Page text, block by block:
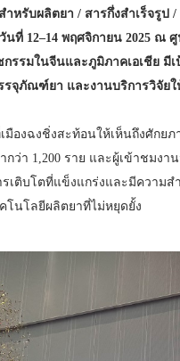
ำหรับผลิตยา / สารกึ่งสำเร็จรู
นที่ 12–14 พฤศจิกายน 2025
กรรมในจีนและภูมิภาคเอเชีย มี
จุภัณฑ์ยา และงานบริการวิจัย
เมืองฉงชิ่งสะท้อนให้เห็นถึงศัก
ว่า 1,200 ราย และผู้เข้าชมง
รเติบโตที่แข็งแกร่งและมีความ
โนโลยีผลิตยาที่ไม่หยุดยั้ง